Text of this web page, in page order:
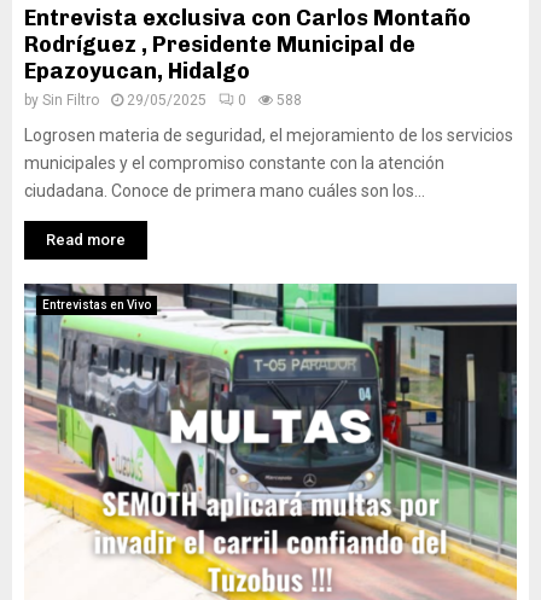
Entrevista exclusiva con Carlos Montaño
Rodríguez , Presidente Municipal de
Epazoyucan, Hidalgo
by Sin Filtro 29/05/2025 0 588
Logrosen materia de seguridad, el mejoramiento de los servicios
municipales y el compromiso constante con la atención
ciudadana. Conoce de primera mano cuáles son los...
Read more
Entrevistas en Vivo